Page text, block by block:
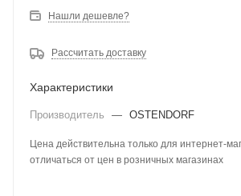
Нашли дешевле?
Рассчитать доставку
Характеристики
Производитель — OSTENDORF
Цена действительна только для интернет-
отличаться от цен в розничных магазинах